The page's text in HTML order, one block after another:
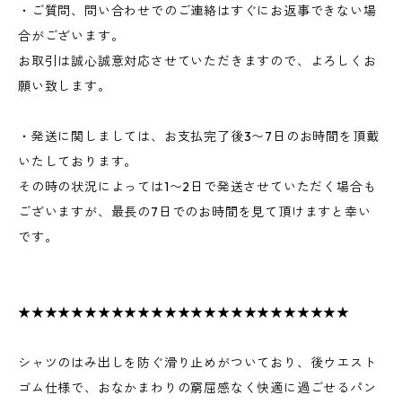
・ご質問、問い合わせでのご連絡はすぐにお返事できない場
合がございます。
お取引は誠心誠意対応させていただきますので、よろしくお
願い致します。
・発送に関しましては、お支払完了後3〜7日のお時間を頂戴
いたしております。
その時の状況によっては1〜2日で発送させていただく場合も
ございますが、最長の7日でのお時間を見て頂けますと幸い
です。
★★★★★★★★★★★★★★★★★★★★★★★★★
シャツのはみ出しを防ぐ滑り止めがついており、後ウエスト
ゴム仕様で、おなかまわりの窮屈感なく快適に過ごせるパン